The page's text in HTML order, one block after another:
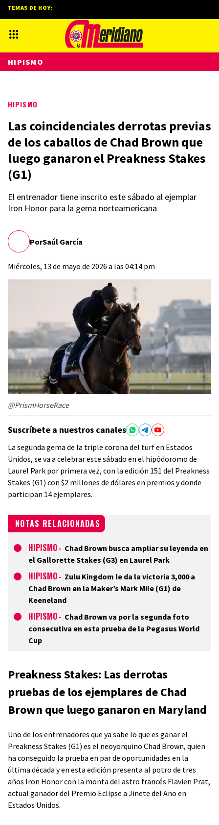
HIPISMO
Las coincidenciales derrotas previas
de los caballos de Chad Brown que
luego ganaron el Preakness Stakes
(G1)
El entrenador tiene inscrito este sábado al ejemplar
Iron Honor para la gema norteamericana
PorSaúl García
Miércoles, 13 de mayo de 2026 a las 04:14 pm
@PrismHorseRace
Suscríbete a nuestros canales
La segunda gema de la triple corona del turf en Estados
Unidos, se va a celebrar este sábado en el hipódoromo de
Laurel Park por primera vez, con la edición 151 del Preakness
Stakes (G1) con $2 millones de dólares en premios y donde
participan 14 ejemplares.
NOTAS RELACIONADAS
HIPISMO - Chad Brown busca ampliar su leyenda en
el Gallorette Stakes (G3) en Laurel Park
HIPISMO - Zulu Kingdom le da la victoria 3,000 a
Chad Brown en la Maker’s Mark Mile (G1) de
Keeneland
HIPISMO - Chad Brown va por la segunda foto
consecutiva en esta prueba de la Pegasus World
Cup
Preakness Stakes: Las derrotas
pruebas de los ejemplares de Chad
Brown que luego ganaron en Maryland
Uno de los entrenadores que ya sabe lo que es ganar el
Preakness Stakes (G1) es el neoyorquino Chad Brown, quien
ha conseguido la prueba en par de oportunidades en la
última década y en esta edición presenta al potro de tres
años Iron Honor con la monta del astro francés Flavien Prat,
actual ganador del Premio Eclipse a Jinete del Año en
Estados Unidos.
TEMAS DE HOY:
HIPISMO